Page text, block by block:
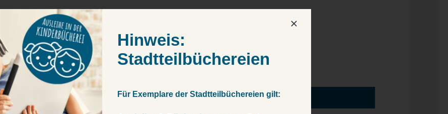
Pixel
die enthaltenen Sicherheitshinweise.
Ausleihen
Hinweis:
Stadtteilbüchereien
Für Exemplare der Stadtteilbüchereien gilt: